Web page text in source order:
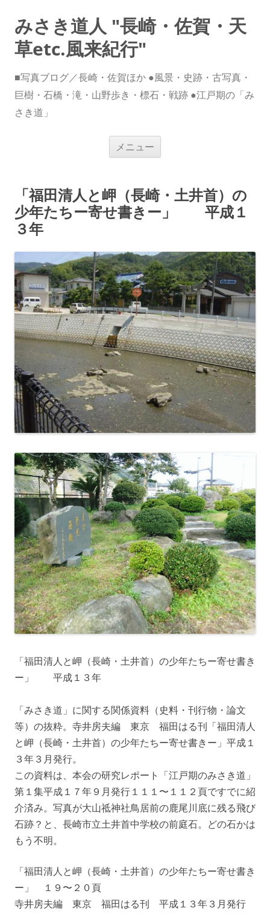
みさき道人 "長崎・佐賀・天
草etc.風来紀行"
■写真ブログ／長崎・佐賀ほか ●風景・史跡・古写真・
巨樹・石橋・滝・山野歩き・標石・戦跡 ●江戸期の「み
さき道」
メニュー
ス
キ
プ
「福田清人と岬（長崎・土井首）の
少年たちー寄せ書きー」 平成１
３年
「福田清人と岬（長崎・土井首）の少年たちー寄せ書き
ー」 平成１３年
「みさき道」に関する関係資料（史料・刊行物・論文
等）の抜粋。寺井房夫編 東京 福田はる刊「福田清人
と岬（長崎・土井首）の少年たちー寄せ書きー」平成１
３年３月発行。
この資料は、本会の研究レポート「江戸期のみさき道」
第１集平成１７年９月発行１１１〜１１２頁ですでに紹
介済み。写真が大山祗神社鳥居前の鹿尾川底に残る飛び
石跡？と、長崎市立土井首中学校の前庭石。どの石かは
もう不明。
「福田清人と岬（長崎・土井首）の少年たちー寄せ書き
ー」 １９〜２０頁
寺井房夫編 東京 福田はる刊 平成１３年３月発行